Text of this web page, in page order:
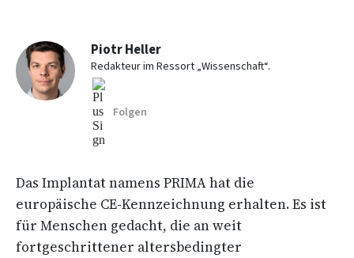
Piotr Heller
Redakteur im Ressort „Wissenschaft“.
Folgen
Das Implantat namens PRIMA hat die
europäische CE-Kennzeichnung erhalten. Es ist
für Menschen gedacht, die an weit
fortgeschrittener altersbedingter